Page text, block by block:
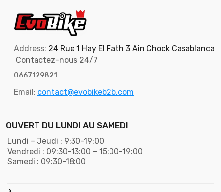
Address: 24 Rue 1 Hay El Fath 3 Ain Chock Casablanca
Contactez-nous 24/7
0667129821
Email: contact@evobikeb2b.com
OUVERT DU LUNDI AU SAMEDI
Lundi – Jeudi : 9:30-19:00
Vendredi : 09:30-13:00 – 15:00-19:00
Samedi : 09:30-18:00